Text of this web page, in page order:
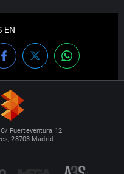
EN
Fuerteventura 12
28703 Madrid